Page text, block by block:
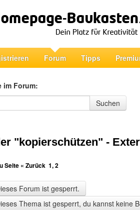
Forum Tipps
im Forum:
Forum
Suchen
"kopierschützen" -
Seite « Zurück 1,2
Forum ist gesperrt.
Thema ist gesperrt, du kannst keine